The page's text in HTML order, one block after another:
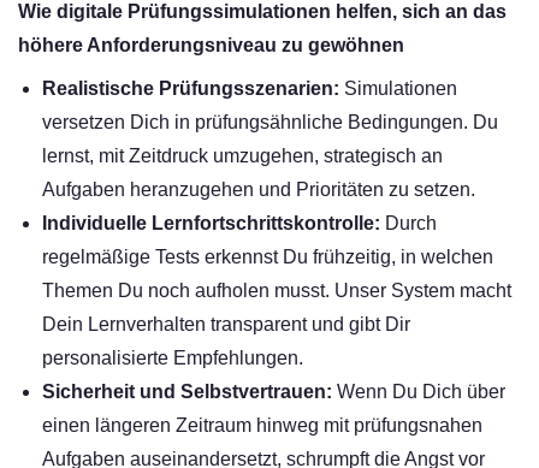
Wie digitale Prüfungssimulationen helfen, sich an das
höhere Anforderungsniveau zu gewöhnen
Realistische Prüfungsszenarien: Simulationen
versetzen Dich in prüfungsähnliche Bedingungen. Du
lernst, mit Zeitdruck umzugehen, strategisch an
Aufgaben heranzugehen und Prioritäten zu setzen.
Individuelle Lernfortschrittskontrolle: Durch
regelmäßige Tests erkennst Du frühzeitig, in welchen
Themen Du noch aufholen musst. Unser System macht
Dein Lernverhalten transparent und gibt Dir
personalisierte Empfehlungen.
Sicherheit und Selbstvertrauen: Wenn Du Dich über
einen längeren Zeitraum hinweg mit prüfungsnahen
Aufgaben auseinandersetzt, schrumpft die Angst vor